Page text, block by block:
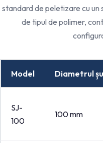
standard de peletizare cu un
de tipul de polimer,
Model Diametrul
SJ-
100
100 mm